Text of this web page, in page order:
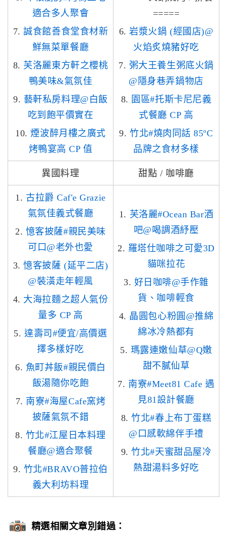
適合多人聚會
7.誠食館善食堂食材新
鮮無菜單餐廳
8. 芙洛麗東方軒之櫻桃
鴨美味&氣氛佳
9. 藝軒私房料理@白飯
吃到飽平價實在
10.煙波醉月樓之廣式
烤鴨宴高 CP 值
=====
6.岩漿火鍋 (經國店)@
火焰炙燒豬好吃
7. 粥大王養生粥底火鍋
@隱身巷弄鍋物店
8. 園區#托斯卡尼尼義
式餐廳 CP 高
9.竹北#燒肉同話 85ºC
品牌之食材多樣
異國料理 甜點 / 咖啡廳
1. 古拉爵 Caf'e Grazie
氣氛佳義式餐廳
2. 憶客披薩#親民美味
可口@老外也愛
3.憶客披薩 (延平二店)
@裝潢走年輕風
4. 大海拉麵之超人氣份
量多 CP 高
5.達壽司#便宜/高價選
擇多樣好吃
6. 魚町丼飯#親民價白
飯湯隨你吃飽
7. 南寮#海屋Cafe窯烤
披薩氣氛不錯
8. 竹北#江屋日本料理
餐廳@適合聚餐
9. 竹北#BRAVO普拉伯
義大利坊料理
1. 芙洛麗#Ocean Bar酒
吧@喝調酒紓壓
2. 羅塔仕咖啡之可愛3D
貓咪拉花
3. 好日咖啡@手作雜
貨、咖啡輕食
4. 晶圓包心粉圓@推綿
綿冰冷熱都有
5. 瑪露連嫩仙草@Q嫩
甜不膩仙草
7. 南寮#Meet81 Cafe 遇
見81設計餐廳
8.竹北#春上布丁蛋糕
@口感軟綿伴手禮
9.竹北#天蜜甜品屋冷
熱甜湯料多好吃
精選相關文章別錯過：